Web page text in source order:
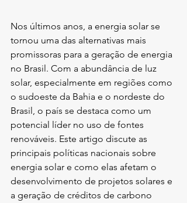
Nos últimos anos, a energia solar se
tornou uma das alternativas mais
promissoras para a geração de energia
no Brasil. Com a abundância de luz
solar, especialmente em regiões como
o sudoeste da Bahia e o nordeste do
Brasil, o país se destaca como um
potencial líder no uso de fontes
renováveis. Este artigo discute as
principais políticas nacionais sobre
energia solar e como elas afetam o
desenvolvimento de projetos solares e
a geração de créditos de carbono